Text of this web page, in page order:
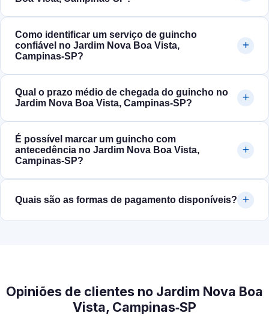
Como identificar um serviço de guincho
confiável no Jardim Nova Boa Vista,
Campinas‑SP?
Qual o prazo médio de chegada do guincho no
Jardim Nova Boa Vista, Campinas‑SP?
É possível marcar um guincho com
antecedência no Jardim Nova Boa Vista,
Campinas‑SP?
Quais são as formas de pagamento disponíveis?
Opiniões de clientes no Jardim Nova Boa
Vista, Campinas‑SP